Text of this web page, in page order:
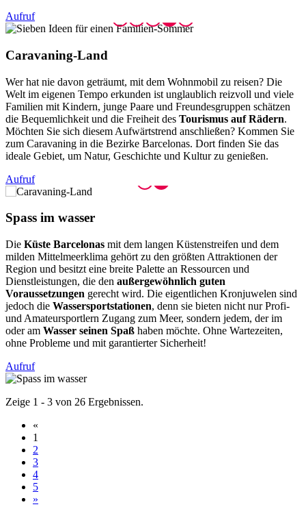
Aufruf
Caravaning-Land
Wer hat nie davon geträumt, mit dem Wohnmobil zu reisen? Die
Welt im eigenen Tempo erkunden ist unglaublich reizvoll und viele
Familien mit Kindern, junge Paare und Freundesgruppen schätzen
die Bequemlichkeit und die Freiheit des Tourismus auf Rädern.
Möchten Sie sich diesem Aufwärtstrend anschließen? Kommen Sie
zum Caravaning in die Bezirke Barcelonas. Dort finden Sie das
ideale Gebiet, um Natur, Geschichte und Kultur zu genießen.
Aufruf
Spass im wasser
Die Küste Barcelonas mit dem langen Küstenstreifen und dem
milden Mittelmeerklima gehört zu den größten Attraktionen der
Region und besitzt eine breite Palette an Ressourcen und
Dienstleistungen, die den außergewöhnlich guten
Voraussetzungen gerecht wird. Die eigentlichen Kronjuwelen sind
jedoch die Wassersportstationen, denn sie bieten nicht nur Profi-
und Amateursportlern Zugang zum Meer, sondern jedem, der im
oder am Wasser seinen Spaß haben möchte. Ohne Wartezeiten,
ohne Probleme und mit garantierter Sicherheit!
Aufruf
Zeige 1 - 3 von 26 Ergebnissen.
«
1
2
3
4
5
»